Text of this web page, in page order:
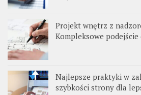
Projekt wnętrz z
Kompleksowe
Najlepsze praktyki w
szybkości strony dla